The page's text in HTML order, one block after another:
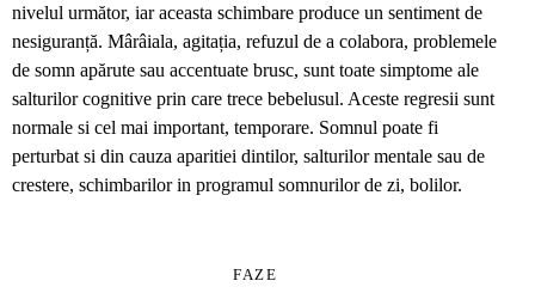
nivelul următor, iar aceasta schimbare produce un sentiment de
nesiguranță. Mârâiala, agitația, refuzul de a colabora, problemele
de somn apărute sau accentuate brusc, sunt toate simptome ale
salturilor cognitive prin care trece bebelusul. Aceste regresii sunt
normale si cel mai important, temporare. Somnul poate fi
perturbat si din cauza aparitiei dintilor, salturilor mentale sau de
crestere, schimbarilor in programul somnurilor de zi, bolilor.
FAZE